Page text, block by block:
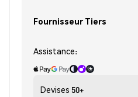
Fournisseur Tiers
Assistance:
Devises 50+